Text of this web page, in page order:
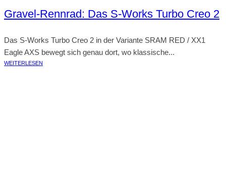
Gravel-Rennrad: Das S-Works Turbo Creo 2
Das S-Works Turbo Creo 2 in der Variante SRAM RED / XX1
Eagle AXS bewegt sich genau dort, wo klassische...
WEITERLESEN